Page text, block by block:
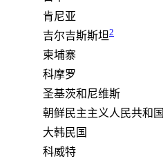
肯尼亚
吉尔吉斯斯坦2
柬埔寨
科摩罗
圣基茨和尼维斯
朝鲜民主主义人民共和国
大韩民国
科威特